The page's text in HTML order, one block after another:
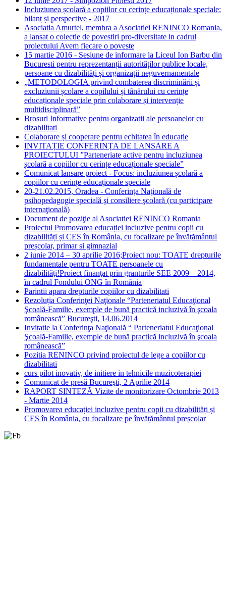
Incluziunea școlară a copiilor cu cerințe educaționale speciale:
bilanț și perspective - 2017
Asociatia Amurtel, membra a Asociatiei RENINCO Romania,
a lansat o colectie de povestiri pro-diversitate in cadrul
proiectului Avem fiecare o poveste
15 martie 2016 - Sesiune de informare la Liceul Ion Barbu din
Bucuresti pentru reprezentanții autorităților publice locale,
persoane cu dizabilități și organizații neguvernamentale
„METODOLOGIA privind combaterea discriminării și
excluziunii școlare a copilului și tânărului cu cerințe
educaționale speciale prin colaborare și intervenție
multidisciplinară”
Brosuri Informative pentru organizatii ale persoanelor cu
dizabilitati
Colaborare și cooperare pentru echitatea în educație
INVITAȚIE CONFERINȚA DE LANSARE A
PROIECTULUI ”Parteneriate active pentru incluziunea
școlară a copiilor cu cerințe educaționale speciale”
Comunicat lansare proiect - Focus: incluziunea școlară a
copiilor cu cerințe educaționale speciale
20-21.02.2015, Oradea - Conferinţa Naţională de
psihopedagogie specială şi consiliere şcolară (cu participare
internaţională)
Document de poziţie al Asociatiei RENINCO Romania
Proiectul Promovarea educației incluzive pentru copii cu
dizabilități și CES în România, cu focalizare pe învățământul
preșcolar, primar si gimnazial
2 iunie 2014 – 30 aprilie 2016;Proiect nou: TOATE drepturile
fundamentale pentru TOATE persoanele cu
dizabilităţi!Proiect finanţat prin granturile SEE 2009 – 2014,
în cadrul Fondului ONG în România
Parintii apara drepturile copiilor cu dizabilitati
Rezoluția Conferinţei Naţionale “Parteneriatul Educaţional
Şcoală-Familie, exemple de bună practică incluzivă în şcoala
românească” Bucureşti, 14.06.2014
Invitatie la Conferinţa Naţională “ Parteneriatul Educaţional
Şcoală-Familie, exemple de bună practică incluzivă în şcoala
românească”
Pozitia RENINCO privind proiectul de lege a copiilor cu
dizabilitati
curs pilot inovativ, de initiere in tehnicile muzicoterapiei
Comunicat de presă Bucureşti, 2 Aprilie 2014
RAPORT SINTEZĂ Vizite de monitorizare Octombrie 2013
- Martie 2014
Promovarea educației incluzive pentru copii cu dizabilități și
CES în România, cu focalizare pe învățământul preșcolar